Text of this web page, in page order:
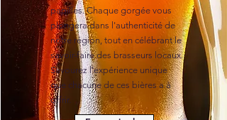
papilles. Chaque gorgée vous
plongera dans l'authenticité de
notre région, tout en célébrant le
savoir-faire des brasseurs locaux.
Savourez l'expérience unique
que chacune de ces bières a à
offrir.